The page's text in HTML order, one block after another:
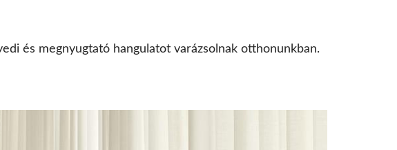
és megnyugtató hangulatot varázsolnak otthonunkban.